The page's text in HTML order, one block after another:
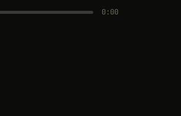
0:00